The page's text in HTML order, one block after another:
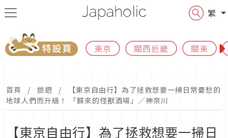
繁
東京 關西近畿 關東
首頁 旅遊
【東京自由行】為了拯救想要一掃日常憂愁的
地球人們而升級！ 「歸來的怪獸酒場」／神奈川
【東京自由行】為了拯救想要一掃日